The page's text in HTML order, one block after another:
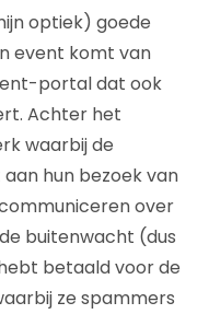
optiek) goede
event komt van
portal dat ook
Achter het
waarbij de
hun bezoek van
over
buitenwacht (dus
hebt betaald voor de
ze spammers